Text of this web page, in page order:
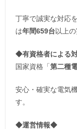
丁寧で誠実な対応
は年間659台以上
◆有資格者による
国家資格「 第二種
安心・確実な電気
す。
◆運営情報◆